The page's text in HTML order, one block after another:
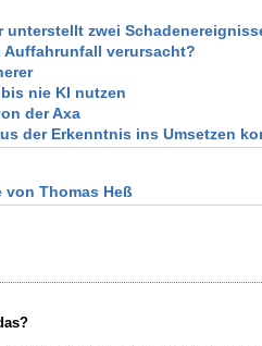
unterstellt zwei
Auffahrunfall verursacht?
nie KI nutzen
der Axa
der Erkenntnis ins Umsetzen
von Thomas Heß